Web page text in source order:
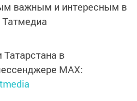
важным и интересным в
Татмедиа
Татарстана в
MАХ: